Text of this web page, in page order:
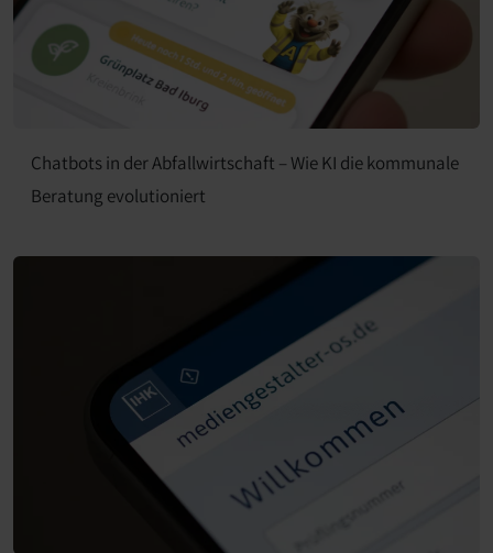
Chatbots in der Abfallwirtschaft – Wie KI die kommunale
Beratung evolutioniert